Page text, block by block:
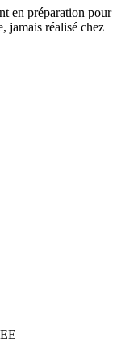
en préparation pour
jamais réalisé chez